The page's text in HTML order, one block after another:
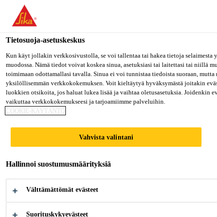
Olet menossa "Sika Finland", näyttää, että olet "Yhdysvallat".
oman maasi sivulle.
MENE SIKA USA
Sika Finland
Sikafloor®-3000
Snapbooster
Polyuretaanilattiapinnoitteen kiihdytin
Sikafloor®-3000 Snapbooster on neste joka lisätään
joukkoon nopeuttamaan massan kuivumista,
Tietosuoja-asetuskeskus
Kun käyt jollakin verkkosivustolla, se voi tallentaa tai hakea tietoja selaimesta
muodossa. Nämä tiedot voivat koskea sinua, asetuksiasi tai laitettasi tai niillä
toimimaan odottamallasi tavalla. Sinua ei voi tunnistaa tiedoista suoraan,
yksilöllisemmän verkkokokemuksen. Voit kieltäytyä hyväksymästä joitakin
luokkien otsikoita, jos haluat lukea lisää ja vaihtaa oletusasetuksia. Joidenkin
vaikuttaa verkkokokemukseesi ja tarjoamiimme palveluihin.
COOKIE-KÄYTÄNTÖ
Vahvista valintani
Hallinnoi suostumusmäärityksiä
Välttämättömät evästeet
Suorituskykyevästeet